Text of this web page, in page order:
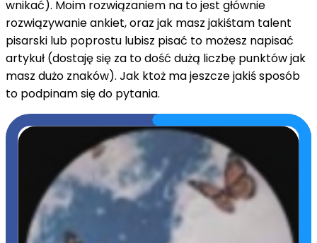
wnikać). Moim rozwiązaniem na to jest głównie
rozwiązywanie ankiet, oraz jak masz jakiśtam talent
pisarski lub poprostu lubisz pisać to możesz napisać
artykuł (dostaję się za to dość dużą liczbę punktów jak
masz dużo znaków). Jak ktoż ma jeszcze jakiś sposób
to podpinam się do pytania.